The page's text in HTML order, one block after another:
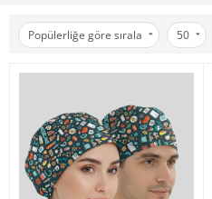
Popülerliğe göre sırala 50